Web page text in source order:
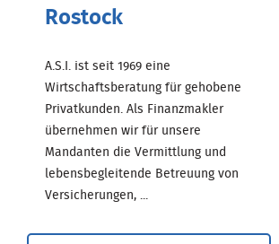
Rostock
A.S.I. ist seit 1969 eine
Wirtschaftsberatung für gehobene
Privatkunden. Als Finanzmakler
übernehmen wir für unsere
Mandanten die Vermittlung und
lebensbegleitende Betreuung von
Versicherungen, ...